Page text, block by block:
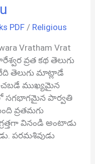
PDF / Religious
Vratham Vrat
వ్రత కథ తెలుగు
తెలుగు మాట్లాడే
ముఖ్యమైన
సగభాగమైన పార్వతి
వ్రతమగు
వినండి అంటాడు
పరమశివుడు